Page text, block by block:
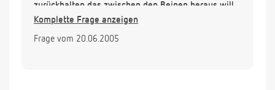
zurückhalten das zwischen den Beinen heraus will.
Immer denke ich ich muß den Beckenboden
Blasendrang). Was kann es sein, ich war erst vor
Komplette Frage anzeigen
Frage vom 20.06.2005